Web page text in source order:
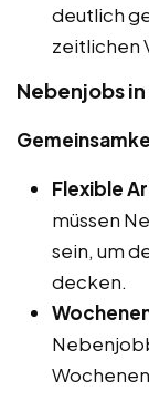
deutlich
zeitlichen
Nebenjobs
Flexible
müssen
sein, um
decken.